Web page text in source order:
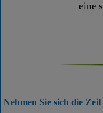
eine
Nehmen Sie sich die